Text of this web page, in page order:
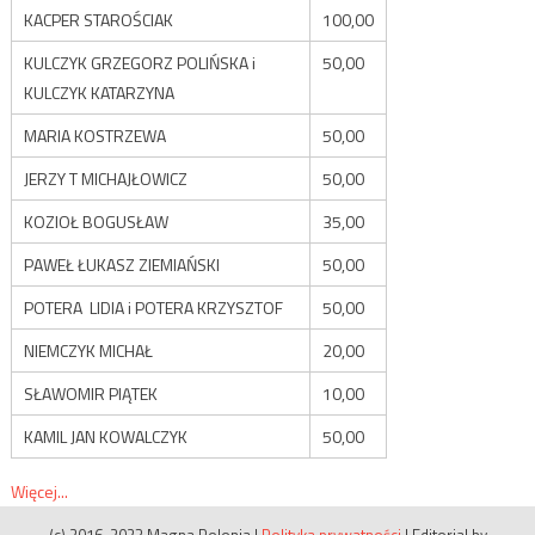
KACPER STAROŚCIAK
100,00
KULCZYK GRZEGORZ POLIŃSKA i
KULCZYK KATARZYNA
50,00
MARIA KOSTRZEWA
50,00
JERZY T MICHAJŁOWICZ
50,00
KOZIOŁ BOGUSŁAW
35,00
PAWEŁ ŁUKASZ ZIEMIAŃSKI
50,00
POTERA LIDIA i POTERA KRZYSZTOF
50,00
NIEMCZYK MICHAŁ
20,00
SŁAWOMIR PIĄTEK
10,00
KAMIL JAN KOWALCZYK
50,00
Więcej...